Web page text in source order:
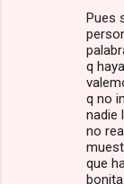
Pues
q
q no
nadie
no
que